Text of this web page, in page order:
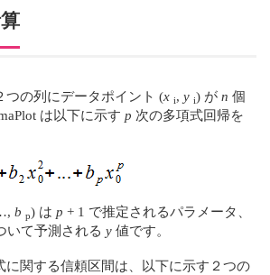
つの列にデータポイント (xi,yi) がn個
は以下に示すp 次の多項式回帰を
bp) はp+ 1 で推定されるパラメータ、
いて予測されるy値です。
に関する信頼区間は、以下に示す２つの